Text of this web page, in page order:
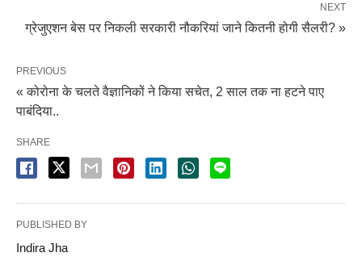
NEXT
ग्रेजुएशन बेस पर निकली सरकारी नौकरियां जाने कितनी होगी सैलरी? »
PREVIOUS
« कोरोना के चलते वैज्ञानिकों ने किया सचेत, 2 साल तक ना हटने पाए
पाबंदिया..
SHARE
PUBLISHED BY
Indira Jha